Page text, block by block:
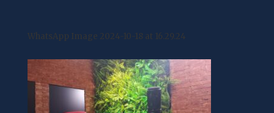
WhatsApp Image 2024-10-18 at 16.29.24